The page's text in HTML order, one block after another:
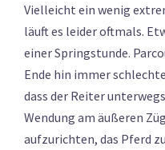
Vielleicht ein wenig
läuft es leider oftmals.
einer Springstunde.
Ende hin immer
dass der Reiter
Wendung am äußeren
aufzurichten, das Pferd